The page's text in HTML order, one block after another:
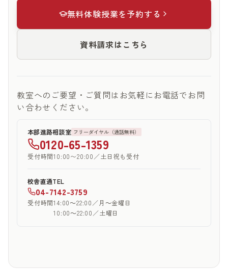
無料体験授業を予約する
資料請求はこちら
教室へのご要望・ご質問はお気軽にお電話でお問
い合わせください。
本部進路相談室 フリーダイヤル（通話無料）
0120-65-1359
受付時間10:00〜20:00／土日祝も受付
校舎直通TEL
04-7142-3759
受付時間14:00～22:00／月～金曜日
10:00～22:00／土曜日